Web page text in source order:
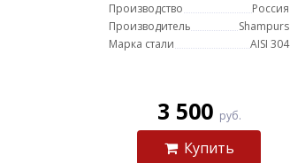
Производство
Россия
Производитель
Shampurs
Марка стали
AISI 304
3 500 руб.
Купить